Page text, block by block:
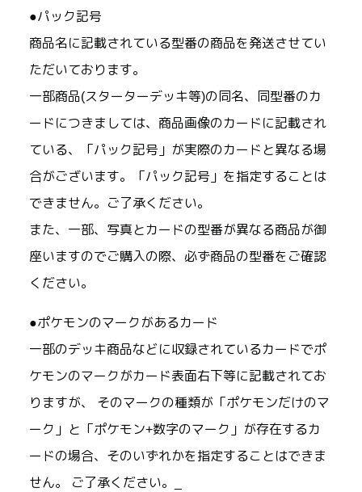
●パック記号
商品名に記載されている型番の商品を発送させてい
ただいております。
一部商品(スターターデッキ等)の同名、同型番のカ
ードにつきましては、商品画像のカードに記載され
ている、「パック記号」が実際のカードと異なる場
合がございます。「パック記号」を指定することは
できません。ご了承ください。
また、一部、写真とカードの型番が異なる商品が御
座いますのでご購入の際、必ず商品の型番をご確認
ください。
●ポケモンのマークがあるカード
一部のデッキ商品などに収録されているカードでポ
ケモンのマークがカード表面右下等に記載されてお
りますが、 そのマークの種類が「ポケモンだけのマ
ーク」と「ポケモン+数字のマーク」が存在するカ
ードの場合、そのいずれかを指定することはできま
せん。 ご了承ください。_